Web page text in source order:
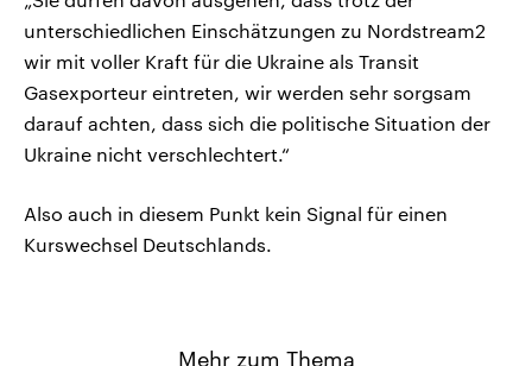
unterschiedlichen Einschätzungen zu Nordstream2
wir mit voller Kraft für die Ukraine als Transit
Gasexporteur eintreten, wir werden sehr sorgsam
darauf achten, dass sich die politische Situation der
Ukraine nicht verschlechtert.“
Also auch in diesem Punkt kein Signal für einen
Kurswechsel Deutschlands.
Mehr zum Thema